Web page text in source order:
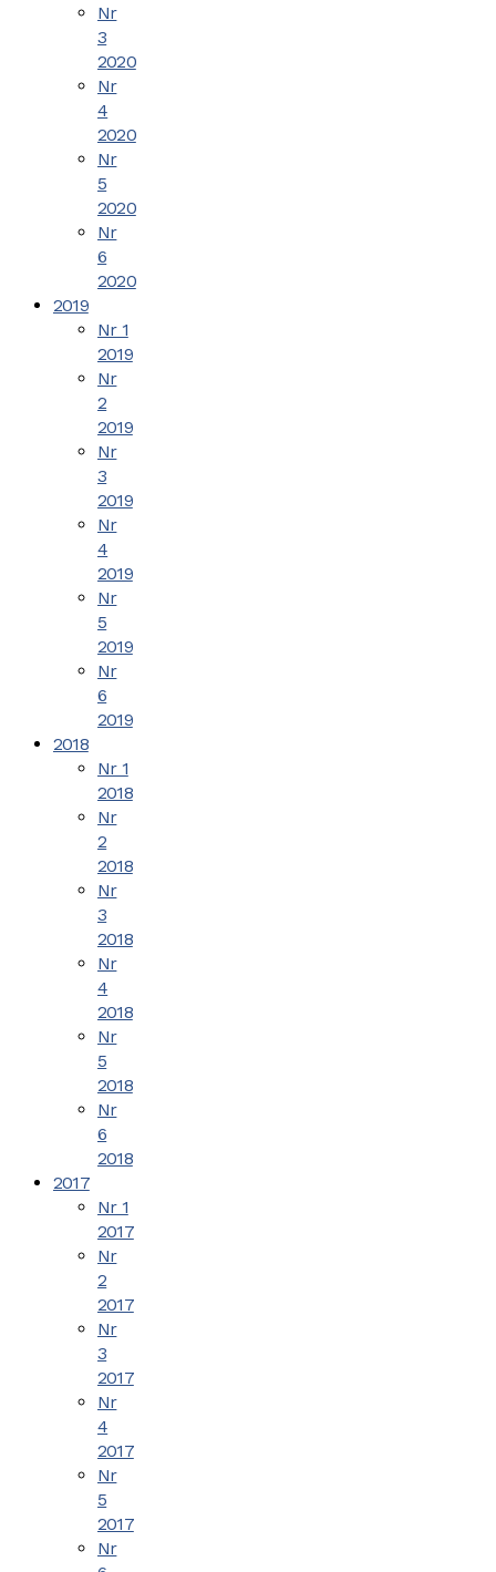
Nr
3
2020
Nr
4
2020
Nr
5
2020
Nr
6
2020
2019
Nr 1
2019
Nr
2
2019
Nr
3
2019
Nr
4
2019
Nr
5
2019
Nr
6
2019
2018
Nr 1
2018
Nr
2
2018
Nr
3
2018
Nr
4
2018
Nr
5
2018
Nr
6
2018
2017
Nr 1
2017
Nr
2
2017
Nr
3
2017
Nr
4
2017
Nr
5
2017
Nr